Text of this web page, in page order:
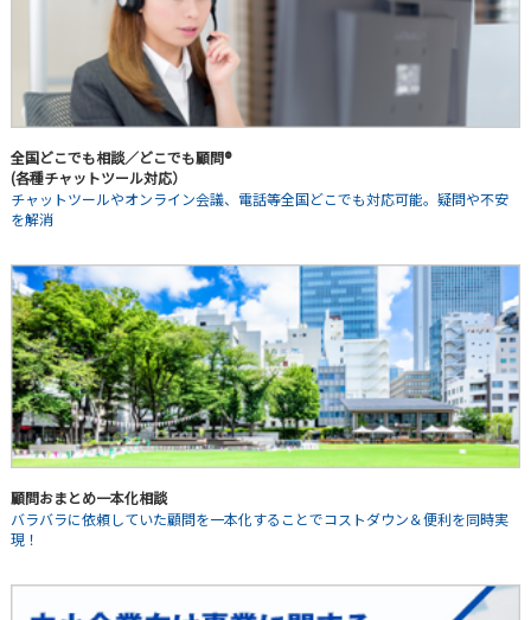
全国どこでも相談／どこでも顧問®
(各種チャットツール対応）
チャットツールやオンライン会議、電話等全国どこでも対応可能。疑問や不安
を解消
顧問おまとめ一本化相談
バラバラに依頼していた顧問を一本化することでコストダウン＆便利を同時実
現！